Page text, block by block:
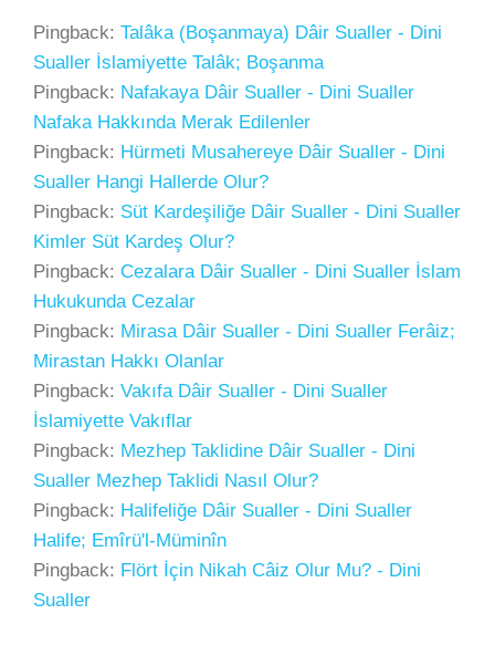
Pingback: Talâka (Boşanmaya) Dâir Sualler - Dini
Sualler İslamiyette Talâk; Boşanma
Pingback: Nafakaya Dâir Sualler - Dini Sualler
Nafaka Hakkında Merak Edilenler
Pingback: Hürmeti Musahereye Dâir Sualler - Dini
Sualler Hangi Hallerde Olur?
Pingback: Süt Kardeşiliğe Dâir Sualler - Dini Sualler
Kimler Süt Kardeş Olur?
Pingback: Cezalara Dâir Sualler - Dini Sualler İslam
Hukukunda Cezalar
Pingback: Mirasa Dâir Sualler - Dini Sualler Ferâiz;
Mirastan Hakkı Olanlar
Pingback: Vakıfa Dâir Sualler - Dini Sualler
İslamiyette Vakıflar
Pingback: Mezhep Taklidine Dâir Sualler - Dini
Sualler Mezhep Taklidi Nasıl Olur?
Pingback: Halifeliğe Dâir Sualler - Dini Sualler
Halife; Emîrü'l-Müminîn
Pingback: Flört İçin Nikah Câiz Olur Mu? - Dini
Sualler